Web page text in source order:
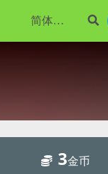
3金币